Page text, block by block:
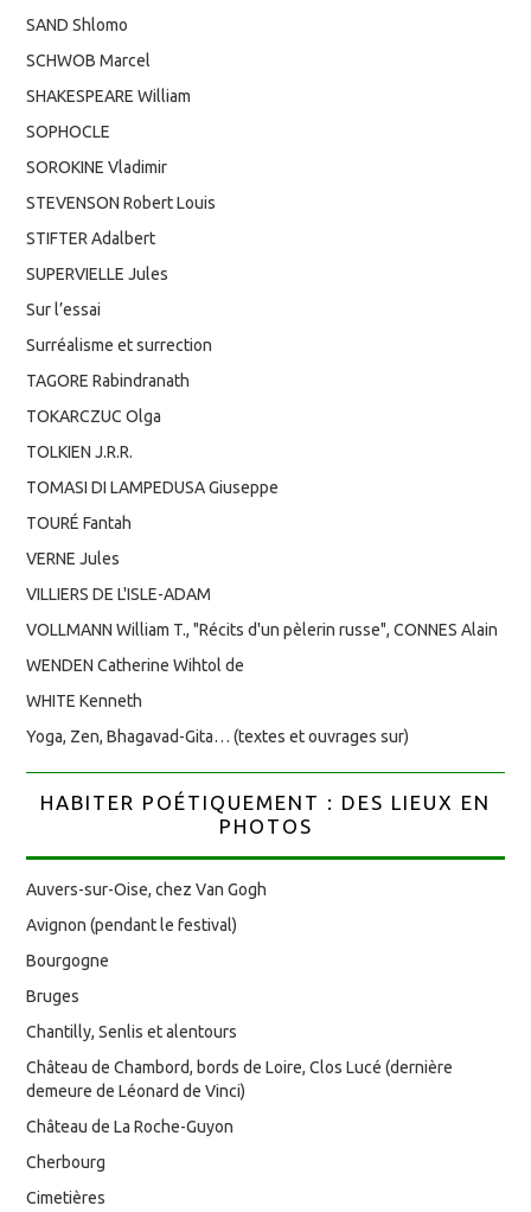
SAND Shlomo
SCHWOB Marcel
SHAKESPEARE William
SOPHOCLE
SOROKINE Vladimir
STEVENSON Robert Louis
STIFTER Adalbert
SUPERVIELLE Jules
Sur l’essai
Surréalisme et surrection
TAGORE Rabindranath
TOKARCZUC Olga
TOLKIEN J.R.R.
TOMASI DI LAMPEDUSA Giuseppe
TOURÉ Fantah
VERNE Jules
VILLIERS DE L'ISLE-ADAM
VOLLMANN William T., "Récits d'un pèlerin russe", CONNES Alain
WENDEN Catherine Wihtol de
WHITE Kenneth
Yoga, Zen, Bhagavad-Gita… (textes et ouvrages sur)
HABITER POÉTIQUEMENT : DES LIEUX EN
PHOTOS
Auvers-sur-Oise, chez Van Gogh
Avignon (pendant le festival)
Bourgogne
Bruges
Chantilly, Senlis et alentours
Château de Chambord, bords de Loire, Clos Lucé (dernière
demeure de Léonard de Vinci)
Château de La Roche-Guyon
Cherbourg
Cimetières